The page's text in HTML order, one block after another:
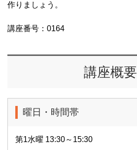
作りましょう。
講座番号：0164
講座概要
曜日・時間帯
第1水曜 13:30～15:30